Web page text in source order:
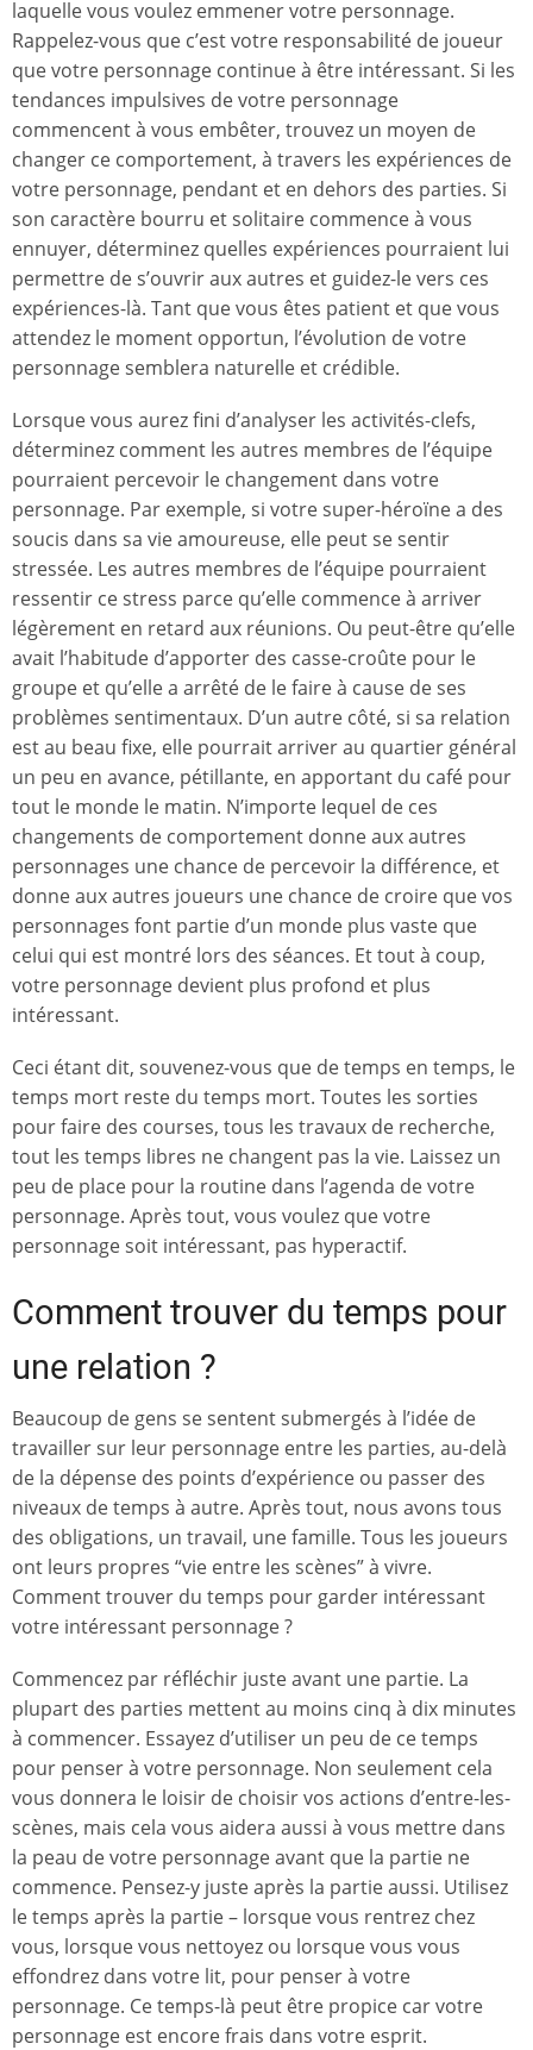
laquelle vous voulez emmener votre personnage.
Rappelez-vous que c’est votre responsabilité de joueur
que votre personnage continue à être intéressant. Si les
tendances impulsives de votre personnage
commencent à vous embêter, trouvez un moyen de
changer ce comportement, à travers les expériences de
votre personnage, pendant et en dehors des parties. Si
son caractère bourru et solitaire commence à vous
ennuyer, déterminez quelles expériences pourraient lui
permettre de s’ouvrir aux autres et guidez-le vers ces
expériences-là. Tant que vous êtes patient et que vous
attendez le moment opportun, l’évolution de votre
personnage semblera naturelle et crédible.
Lorsque vous aurez fini d’analyser les activités-clefs,
déterminez comment les autres membres de l’équipe
pourraient percevoir le changement dans votre
personnage. Par exemple, si votre super-héroïne a des
soucis dans sa vie amoureuse, elle peut se sentir
stressée. Les autres membres de l’équipe pourraient
ressentir ce stress parce qu’elle commence à arriver
légèrement en retard aux réunions. Ou peut-être qu’elle
avait l’habitude d’apporter des casse-croûte pour le
groupe et qu’elle a arrêté de le faire à cause de ses
problèmes sentimentaux. D’un autre côté, si sa relation
est au beau fixe, elle pourrait arriver au quartier général
un peu en avance, pétillante, en apportant du café pour
tout le monde le matin. N’importe lequel de ces
changements de comportement donne aux autres
personnages une chance de percevoir la différence, et
donne aux autres joueurs une chance de croire que vos
personnages font partie d’un monde plus vaste que
celui qui est montré lors des séances. Et tout à coup,
votre personnage devient plus profond et plus
intéressant.
Ceci étant dit, souvenez-vous que de temps en temps, le
temps mort reste du temps mort. Toutes les sorties
pour faire des courses, tous les travaux de recherche,
tout les temps libres ne changent pas la vie. Laissez un
peu de place pour la routine dans l’agenda de votre
personnage. Après tout, vous voulez que votre
personnage soit intéressant, pas hyperactif.
Comment trouver du temps pour
une relation ?
Beaucoup de gens se sentent submergés à l’idée de
travailler sur leur personnage entre les parties, au-delà
de la dépense des points d’expérience ou passer des
niveaux de temps à autre. Après tout, nous avons tous
des obligations, un travail, une famille. Tous les joueurs
ont leurs propres “vie entre les scènes” à vivre.
Comment trouver du temps pour garder intéressant
votre intéressant personnage ?
Commencez par réfléchir juste avant une partie. La
plupart des parties mettent au moins cinq à dix minutes
à commencer. Essayez d’utiliser un peu de ce temps
pour penser à votre personnage. Non seulement cela
vous donnera le loisir de choisir vos actions d’entre-les-
scènes, mais cela vous aidera aussi à vous mettre dans
la peau de votre personnage avant que la partie ne
commence. Pensez-y juste après la partie aussi. Utilisez
le temps après la partie – lorsque vous rentrez chez
vous, lorsque vous nettoyez ou lorsque vous vous
effondrez dans votre lit, pour penser à votre
personnage. Ce temps-là peut être propice car votre
personnage est encore frais dans votre esprit.